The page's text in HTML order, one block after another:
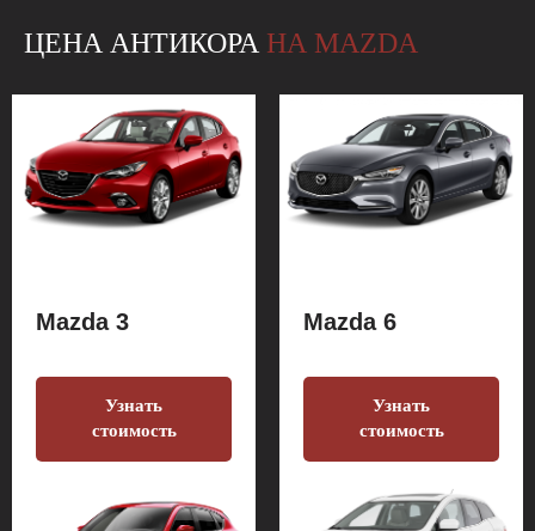
ЦЕНА АНТИКОРА НА MAZDA
Mazda 3
Узнать
стоимость
Mazda 6
Узнать
стоимость